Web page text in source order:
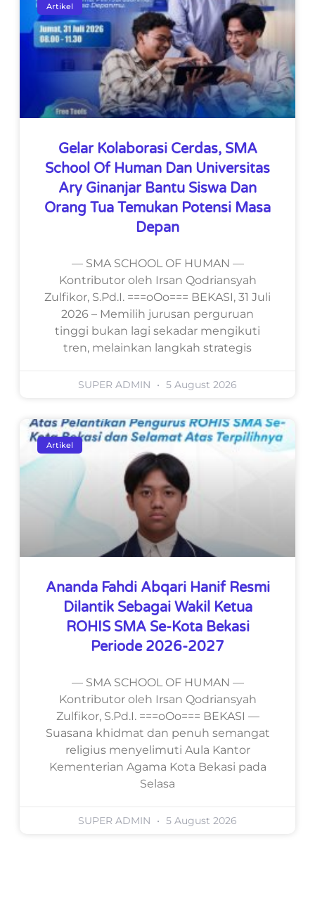
Artikel
Gelar Kolaborasi Cerdas, SMA
School Of Human Dan Universitas
Ary Ginanjar Bantu Siswa Dan
Orang Tua Temukan Potensi Masa
Depan
— SMA SCHOOL OF HUMAN —
Kontributor oleh Irsan Qodriansyah
Zulfikor, S.Pd.I. ===oOo=== BEKASI, 31 Juli
2026 – Memilih jurusan perguruan
tinggi bukan lagi sekadar mengikuti
tren, melainkan langkah strategis
SUPER ADMIN 5 August 2026
Artikel
Ananda Fahdi Abqari Hanif Resmi
Dilantik Sebagai Wakil Ketua
ROHIS SMA Se-Kota Bekasi
Periode 2026-2027
— SMA SCHOOL OF HUMAN —
Kontributor oleh Irsan Qodriansyah
Zulfikor, S.Pd.I. ===oOo=== BEKASI —
Suasana khidmat dan penuh semangat
religius menyelimuti Aula Kantor
Kementerian Agama Kota Bekasi pada
Selasa
SUPER ADMIN 5 August 2026